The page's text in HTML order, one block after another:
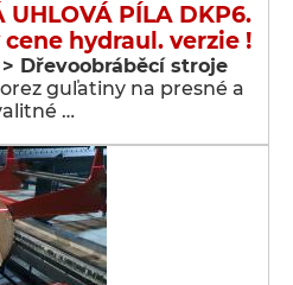
UHLOVÁ PÍLA DKP6.
cene hydraul. verzie !
Dřevoobráběcí stroje
guľatiny na presné a
…